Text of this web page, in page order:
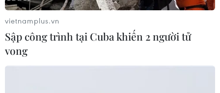
vietnamplus.vn
Sập công trình tại Cuba khiến 2 người tử
vong